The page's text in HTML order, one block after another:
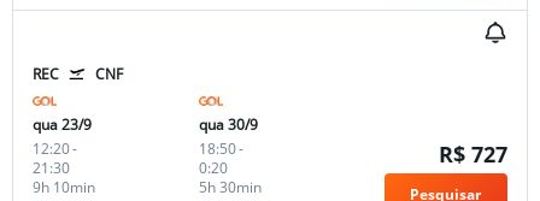
REC CNF
qua 23/9
12:20-
21:30
9h 10min
qua 30/9
18:50-
0:20
5h 30min
R$ 727
Pesquisar